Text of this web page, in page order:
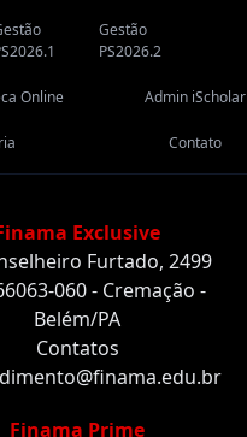
Gestão
PS2026.2
Online Admin iScholar
Contato
Exclusive
Furtado, 2499
060 - Cremação -
Belém/PA
Contatos
Finama Prime